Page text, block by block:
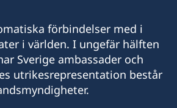
i Auckland
förbindelser med i
i världen. I ungefär hälften
Sverige ambassader och
utrikesrepresentation består